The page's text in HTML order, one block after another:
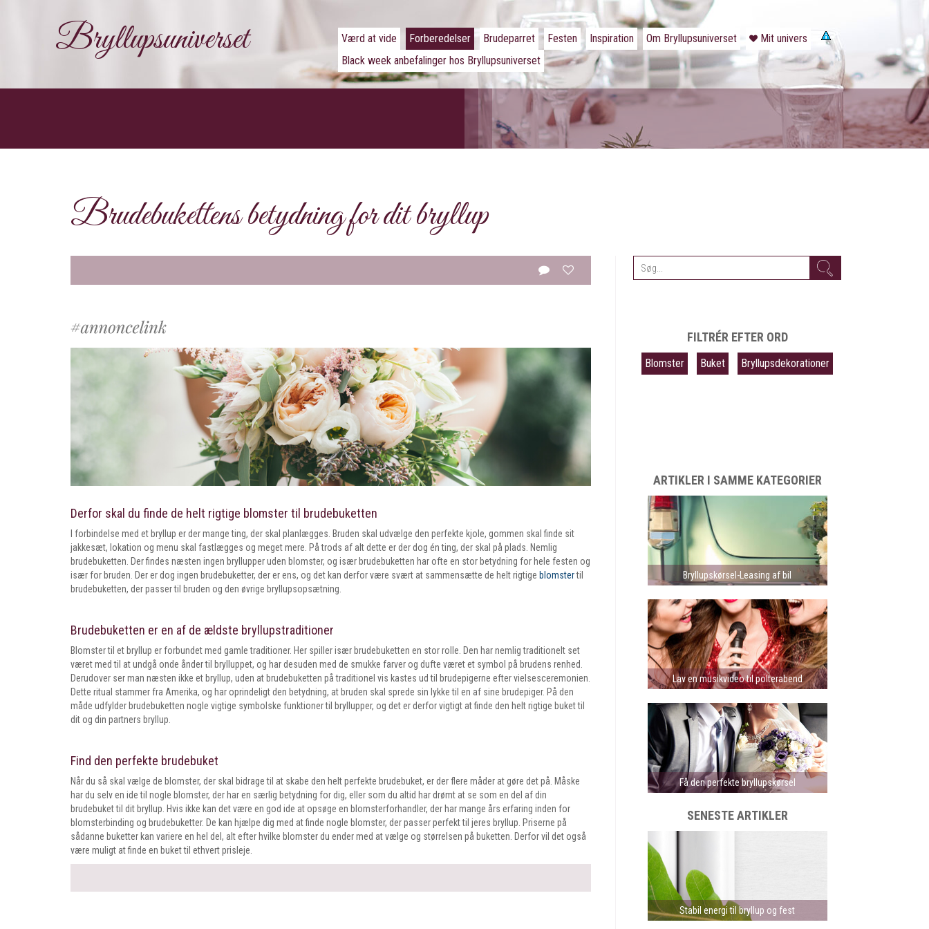
Bryllupsuniverset Værd at vide Forberedelser Brudeparret Festen Inspiration Om Bryllupsuniverset
Mit univers
Black week anbefalinger hos Bryllupsuniverset
Brudebukettens betydning for dit bryllup
Derfor skal du finde de helt rigtige blomster til brudebuketten
I forbindelse med et bryllup er der mange ting, der skal planlægges. Bruden skal udvælge den perfekte kjole, gommen skal finde sit
jakkesæt, lokation og menu skal fastlægges og meget mere. På trods af alt dette er der dog én ting, der skal på plads. Nemlig
brudebuketten. Der findes næsten ingen bryllupper uden blomster, og især brudebuketten har ofte en stor betydning for hele festen og
især for bruden. Der er dog ingen brudebuketter, der er ens, og det kan derfor være svært at sammensætte de helt rigtige blomstertil
brudebuketten, der passer til bruden og den øvrige bryllupsopsætning.
Brudebuketten er en af de ældste bryllupstraditioner
Blomster til et bryllup er forbundet med gamle traditioner. Her spiller især brudebuketten en stor rolle. Den har nemlig traditionelt set
været med til at undgå onde ånder til brylluppet, og har desuden med de smukke farver og dufte været et symbol på brudens renhed.
Derudover ser man næsten ikke et bryllup, uden at brudebuketten på traditionel vis kastes ud til brudepigerne efter vielsesceremonien.
Dette ritual stammer fra Amerika, og har oprindeligt den betydning, at bruden skal sprede sin lykke til en af sine brudepiger. På den
måde udfylder brudebuketten nogle vigtige symbolske funktioner til bryllupper, og det er derfor vigtigt at finde den helt rigtige buket til
dit og din partners bryllup.
Find den perfekte brudebuket
Når du så skal vælge de blomster, der skal bidrage til at skabe den helt perfekte brudebuket, er der flere måder at gøre det på. Måske
har du selv en ide til nogle blomster, der har en særlig betydning for dig, eller som du altid har drømt at se som en del af din
brudebuket til dit bryllup. Hvis ikke kan det være en god ide at opsøge en blomsterforhandler, der har mange års erfaring inden for
blomsterbinding og brudebuketter. De kan hjælpe dig med at finde nogle blomster, der passer perfekt til jeres bryllup. Priserne på
sådanne buketter kan variere en hel del, alt efter hvilke blomster du ender med at vælge og størrelsen på buketten. Derfor vil det også
være muligt at finde en buket til ethvert prisleje.
FILTRÉR EFTER ORD
Blomster Buket Bryllupsdekorationer
ARTIKLER I SAMME KATEGORIER
Bryllupskørsel-Leasing af bil
Lav en musikvideo til polterabend
Få den perfekte bryllupskørsel
SENESTE ARTIKLER
Stabil energi til bryllup og fest